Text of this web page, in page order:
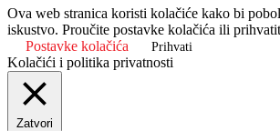
Ova web stranica koristi kolačiće kako bi
iskustvo. Proučite postavke kolačića ili
Postavke kolačića
Prihvati
Kolačići i politika privatnosti
Zatvori